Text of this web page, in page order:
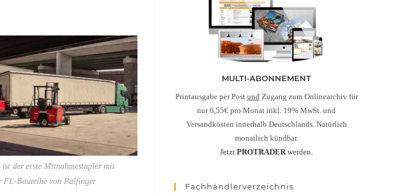
der erste Mitnahmestapler mit
FL-Baureihe von Palfinger
MULTI-ABONNEMENT
Printausgabe per Post und Zugang zum Onlinearchiv für
nur 6,55€ pro Monat inkl. 19% MwSt. und
Versandkosten innerhalb Deutschlands. Natürlich
monatlich kündbar.
Jetzt PROTRADERwerden.
Fachhändlerverzeichnis